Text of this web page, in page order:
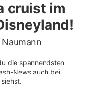
cruist im
die spannendsten
News auch bei